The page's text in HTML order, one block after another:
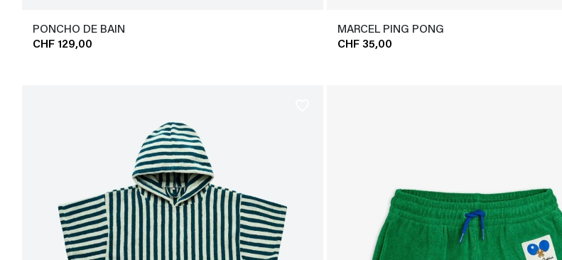
PONCHO DE BAIN
CHF 129,00
MARCEL PING PONG
CHF 35,00